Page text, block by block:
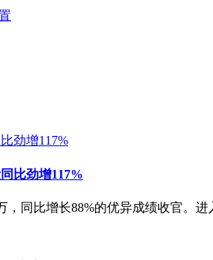
比劲增117%
，同比增长88%的优异成绩收官。